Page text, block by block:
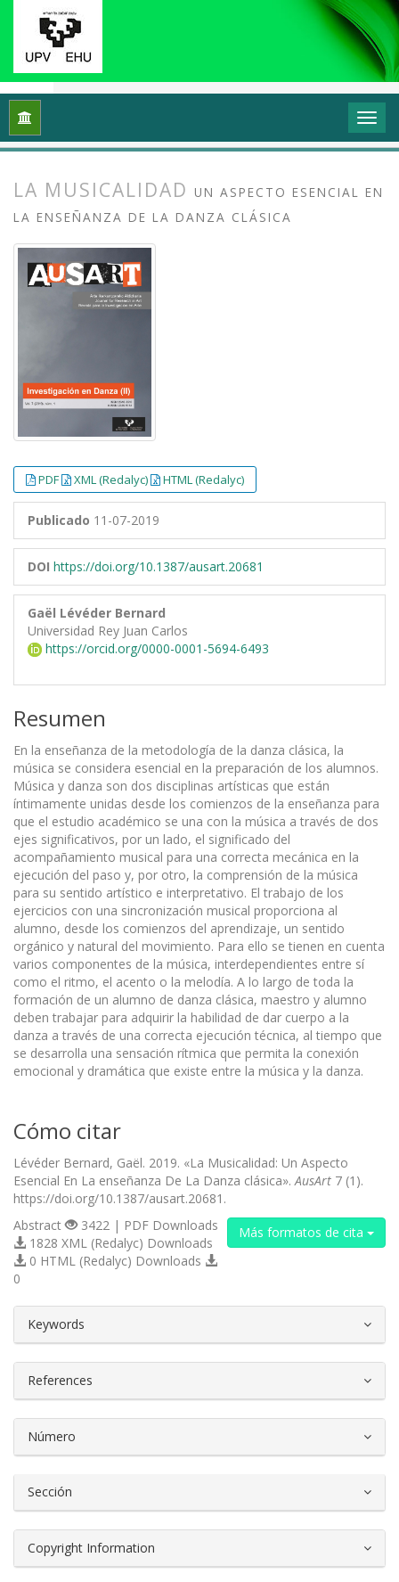
Inicio Vol. 7 Núm. 1 (2019): Investigación en danza
LA MUSICALIDAD UN ASPECTO ESENCIAL EN
LA ENSEÑANZA DE LA DANZA CLÁSICA
PDF XML (Redalyc) HTML (Redalyc)
Publicado 11-07-2019
DOI https://doi.org/10.1387/ausart.20681
Gaël Lévéder Bernard
Universidad Rey Juan Carlos
https://orcid.org/0000-0001-5694-6493
Resumen
En la enseñanza de la metodología de la danza clásica, la
música se considera esencial en la preparación de los alumnos.
Música y danza son dos disciplinas artísticas que están
íntimamente unidas desde los comienzos de la enseñanza para
que el estudio académico se una con la música a través de dos
ejes significativos, por un lado, el significado del
acompañamiento musical para una correcta mecánica en la
ejecución del paso y, por otro, la comprensión de la música
para su sentido artístico e interpretativo. El trabajo de los
ejercicios con una sincronización musical proporciona al
alumno, desde los comienzos del aprendizaje, un sentido
orgánico y natural del movimiento. Para ello se tienen en cuenta
varios componentes de la música, interdependientes entre sí
como el ritmo, el acento o la melodía. A lo largo de toda la
formación de un alumno de danza clásica, maestro y alumno
deben trabajar para adquirir la habilidad de dar cuerpo a la
danza a través de una correcta ejecución técnica, al tiempo que
se desarrolla una sensación rítmica que permita la conexión
emocional y dramática que existe entre la música y la danza.
Cómo citar
Lévéder Bernard, Gaël. 2019. «La Musicalidad: Un Aspecto
Esencial En La enseñanza De La Danza clásica». AusArt 7 (1).
https://doi.org/10.1387/ausart.20681.
Más formatos de cita
Abstract
3422 | PDF Downloads
1828 XML (Redalyc) Downloads
0 HTML (Redalyc) Downloads
0
Keywords
References
Número
Sección
Copyright Information